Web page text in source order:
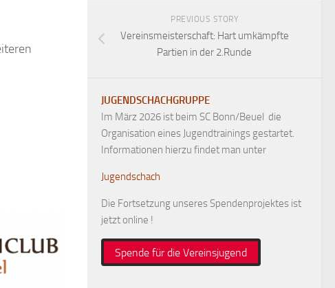
PREVIOUS STORY
Vereinsmeisterschaft: Hart umkämpfte
Partien in der 2.Runde
JUGENDSCHACHGRUPPE
Im März 2026 ist beim SC Bonn/Beuel die
Organisation eines Jugendtrainings gestartet.
Informationen hierzu findet man unter
Jugendschach
Die Fortsetzung unseres Spendenprojektes ist
jetzt online !
Spende für die Vereinsjugend